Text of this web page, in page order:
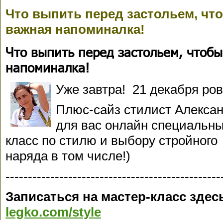
Что выпить перед застольем,
важная напоминалка!
Что выпить перед застольем,
напоминалка!
Уже завтра! 21 декабря
Плюс-сайз стилист
для вас онлайн
класс по стилю и выбору стройного
наряда в том числе!)
Записаться на мастер-класс
legko.com/style